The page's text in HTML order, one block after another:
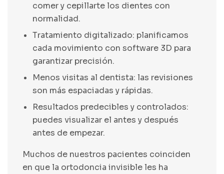
comer y cepillarte los dientes con
normalidad.
Tratamiento digitalizado: planificamos
cada movimiento con software 3D para
garantizar precisión.
Menos visitas al dentista: las revisiones
son más espaciadas y rápidas.
Resultados predecibles y controlados:
puedes visualizar el antes y después
antes de empezar.
Muchos de nuestros pacientes coinciden
en que la ortodoncia invisible les ha